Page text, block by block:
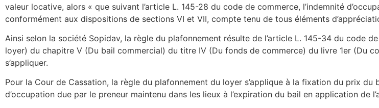
valeur locative, alors « que suivant l’article L. 145-28 du code de commerce, l’indemnité
conformément aux dispositions de sections VI et VII, compte tenu de tous éléments
Ainsi selon la société Sopidav, la règle du plafonnement résulte de l’article L. 145-34 du code
loyer) du chapitre V (Du bail commercial) du titre IV (Du fonds de commerce) du livre 1er (Du
s’appliquer.
Pour la Cour de Cassation, la règle du plafonnement du loyer s’applique à la fixation du prix du
d’occupation due par le preneur maintenu dans les lieux à l’expiration du bail en application de